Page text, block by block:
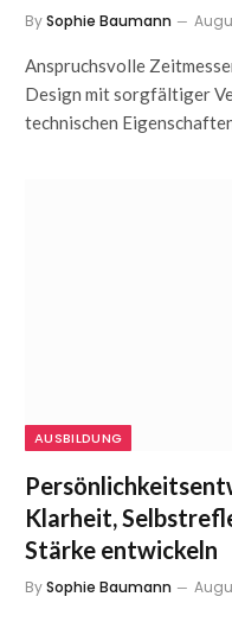
BySophie Baumann
Anspruchsvolle
Design mit sorgfältiger
technischen
AUSBILDUNG
Klarheit,
Stärke entwickeln
BySophie Baumann